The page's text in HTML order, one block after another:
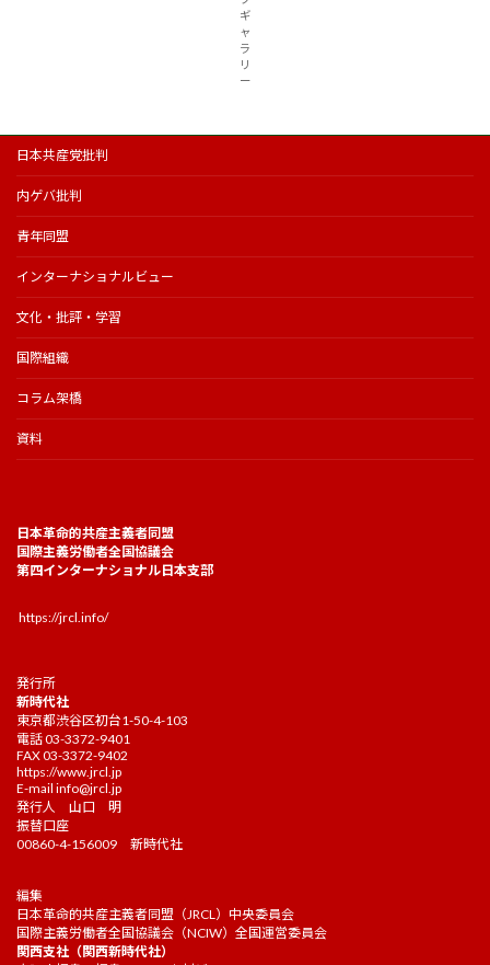
ギ
ャ
ラ
リ
ー
日本共産党批判
内ゲバ批判
青年同盟
インターナショナルビュー
文化・批評・学習
国際組織
コラム架橋
資料
日本革命的共産主義者同盟
国際主義労働者全国協議会
第四インターナショナル日本支部
https://jrcl.info/
発行所
新時代社
東京都渋谷区初台1-50-4-103
電話 03-3372-9401
FAX 03-3372-9402
https://www.jrcl.jp
E-mail info@jrcl.jp
発行人 山口 明
振替口座
00860-4-156009 新時代社
編集
日本革命的共産主義者同盟（JRCL）中央委員会
国際主義労働者全国協議会（NCIW）全国運営委員会
関西支社（関西新時代社）